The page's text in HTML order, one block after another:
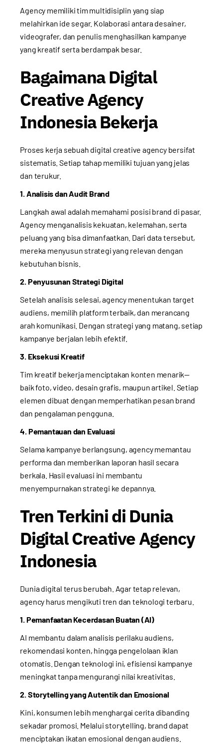
Agency memiliki tim multidisiplin yang siap
melahirkan ide segar. Kolaborasi antara desainer,
videografer, dan penulis menghasilkan kampanye
yang kreatif serta berdampak besar.
Bagaimana Digital
Creative Agency
Indonesia Bekerja
Proses kerja sebuah digital creative agency bersifat
sistematis. Setiap tahap memiliki tujuan yang jelas
dan terukur.
1. Analisis dan Audit Brand
Langkah awal adalah memahami posisi brand di pasar.
Agency menganalisis kekuatan, kelemahan, serta
peluang yang bisa dimanfaatkan. Dari data tersebut,
mereka menyusun strategi yang relevan dengan
kebutuhan bisnis.
2. Penyusunan Strategi Digital
Setelah analisis selesai, agency menentukan target
audiens, memilih platform terbaik, dan merancang
arah komunikasi. Dengan strategi yang matang, setiap
kampanye berjalan lebih efektif.
3. Eksekusi Kreatif
Tim kreatif bekerja menciptakan konten menarik—
baik foto, video, desain grafis, maupun artikel. Setiap
elemen dibuat dengan memperhatikan pesan brand
dan pengalaman pengguna.
4. Pemantauan dan Evaluasi
Selama kampanye berlangsung, agency memantau
performa dan memberikan laporan hasil secara
berkala. Hasil evaluasi ini membantu
menyempurnakan strategi ke depannya.
Tren Terkini di Dunia
Digital Creative Agency
Indonesia
Dunia digital terus berubah. Agar tetap relevan,
agency harus mengikuti tren dan teknologi terbaru.
1. Pemanfaatan Kecerdasan Buatan (AI)
AI membantu dalam analisis perilaku audiens,
rekomendasi konten, hingga pengelolaan iklan
otomatis. Dengan teknologi ini, efisiensi kampanye
meningkat tanpa mengurangi nilai kreativitas.
2. Storytelling yang Autentik dan Emosional
Kini, konsumen lebih menghargai cerita dibanding
sekadar promosi. Melalui storytelling, brand dapat
menciptakan ikatan emosional dengan audiens.